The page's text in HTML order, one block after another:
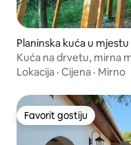
Planinska kuća u mjestu
Kuća na drvetu, mirna
Lokacija · Cijena · Mirno
Favorit gostiju
Favorit gostiju